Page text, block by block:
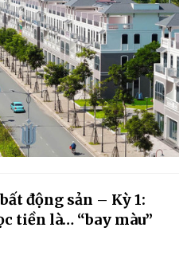
động sản – Kỳ 1:
tiền là… “bay màu”